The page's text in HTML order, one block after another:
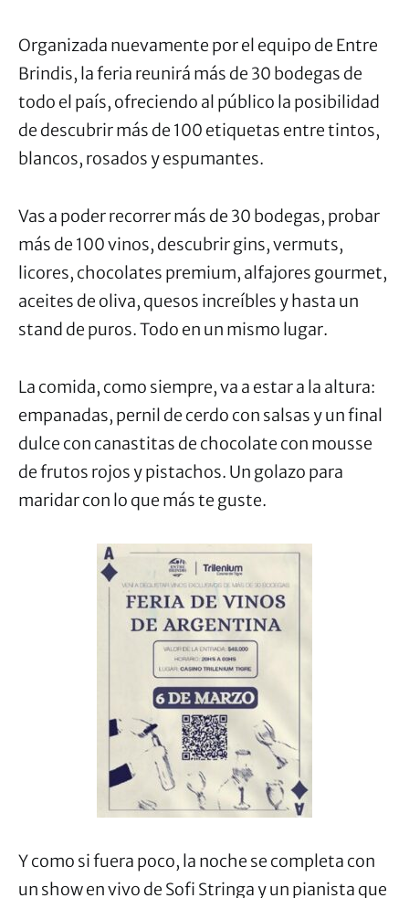
Organizada nuevamente por el equipo de Entre
Brindis, la feria reunirá más de 30 bodegas de
todo el país, ofreciendo al público la posibilidad
de descubrir más de 100 etiquetas entre tintos,
blancos, rosados y espumantes.
Vas a poder recorrer más de 30 bodegas, probar
más de 100 vinos, descubrir gins, vermuts,
licores, chocolates premium, alfajores gourmet,
aceites de oliva, quesos increíbles y hasta un
stand de puros. Todo en un mismo lugar.
La comida, como siempre, va a estar a la altura:
empanadas, pernil de cerdo con salsas y un final
dulce con canastitas de chocolate con mousse
de frutos rojos y pistachos. Un golazo para
maridar con lo que más te guste.
Y como si fuera poco, la noche se completa con
un show en vivo de Sofi Stringa y un pianista que